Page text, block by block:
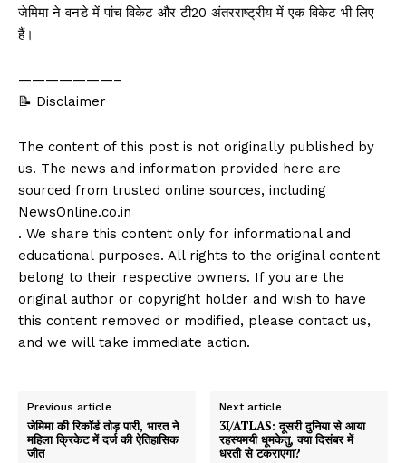
जेमिमा ने वनडे में पांच विकेट और टी20 अंतरराष्ट्रीय में एक विकेट भी लिए
हैं।
———————–
📝 Disclaimer
The content of this post is not originally published by
us. The news and information provided here are
sourced from trusted online sources, including
NewsOnline.co.in
. We share this content only for informational and
educational purposes. All rights to the original content
belong to their respective owners. If you are the
original author or copyright holder and wish to have
this content removed or modified, please contact us,
and we will take immediate action.
Previous article
जेमिमा की रिकॉर्ड तोड़ पारी, भारत ने
महिला क्रिकेट में दर्ज की ऐतिहासिक
जीत
Next article
3I/ATLAS: दूसरी दुनिया से आया
रहस्यमयी धूमकेतु, क्या दिसंबर में
धरती से टकराएगा?